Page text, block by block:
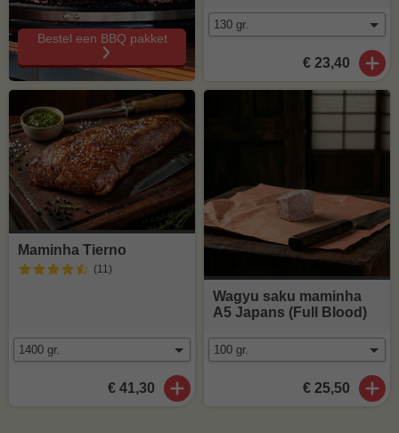
€ 23,40
Maminha Tierno
(11 )
€ 41,30
Wagyu saku maminha
A5 Japans (Full Blood)
€ 25,50
Bestel een BBQ pakket